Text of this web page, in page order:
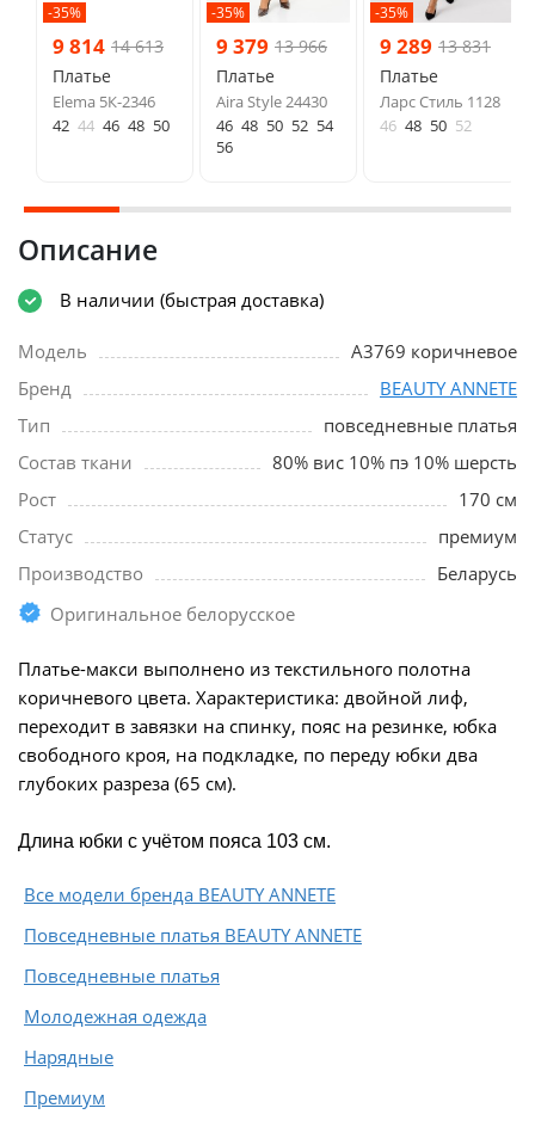
-35%
9 814 14 613
Платье
Elema 5К-2346
42 44 46 48 50
-35%
9 379 13 966
Платье
Aira Style 24430
46 48 50 52 54
56
-35%
9 289 13 831
Платье
Ларс Стиль 1128
46 48 50 52
Описание
В наличии (быстрая доставка)
Модель
A3769 коричневое
Бренд
BEAUTY ANNETE
Тип
повседневные платья
Состав ткани
80% вис 10% пэ 10% шерсть
Рост
170 см
Статус
премиум
Производство
Беларусь
Оригинальное белорусское
Платье-макси выполнено из текстильного полотна
коричневого цвета. Характеристика: двойной лиф,
переходит в завязки на спинку, пояс на резинке, юбка
свободного кроя, на подкладке, по переду юбки два
глубоких разреза (65 см).
Длина юбки с учётом пояса 103 см.
Все модели бренда BEAUTY ANNETE
Повседневные платья BEAUTY ANNETE
Повседневные платья
Молодежная одежда
Нарядные
Премиум